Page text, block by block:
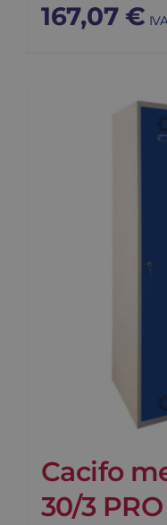
167,07 €
Cacifo
30/3 PRO